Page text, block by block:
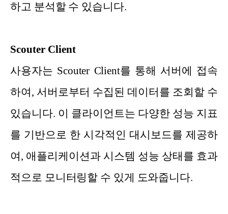
하고 분석할 수 있습니다.
Scouter Client
사용자는 Scouter Client를 통해 서버에 접속
하여, 서버로부터 수집된 데이터를 조회할 수
있습니다. 이 클라이언트는 다양한 성능 지표
를 기반으로 한 시각적인 대시보드를 제공하
여, 애플리케이션과 시스템 성능 상태를 효과
적으로 모니터링할 수 있게 도와줍니다.